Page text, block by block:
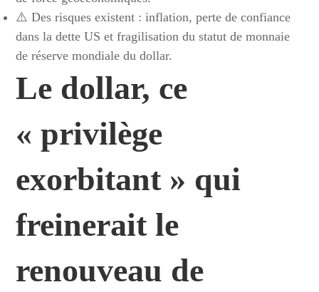
⚠️ Des risques existent : inflation, perte de confiance
dans la dette US et fragilisation du statut de monnaie
de réserve mondiale du dollar.
Le dollar, ce
« privilège
exorbitant » qui
freinerait le
renouveau de